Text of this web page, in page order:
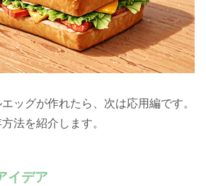
ッグが作れたら、次は応用編です。
法を紹介します。
イデア